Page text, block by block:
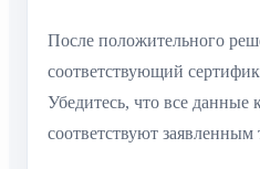
После положительного
соответствующий
Убедитесь, что все данные
соответствуют заявленным